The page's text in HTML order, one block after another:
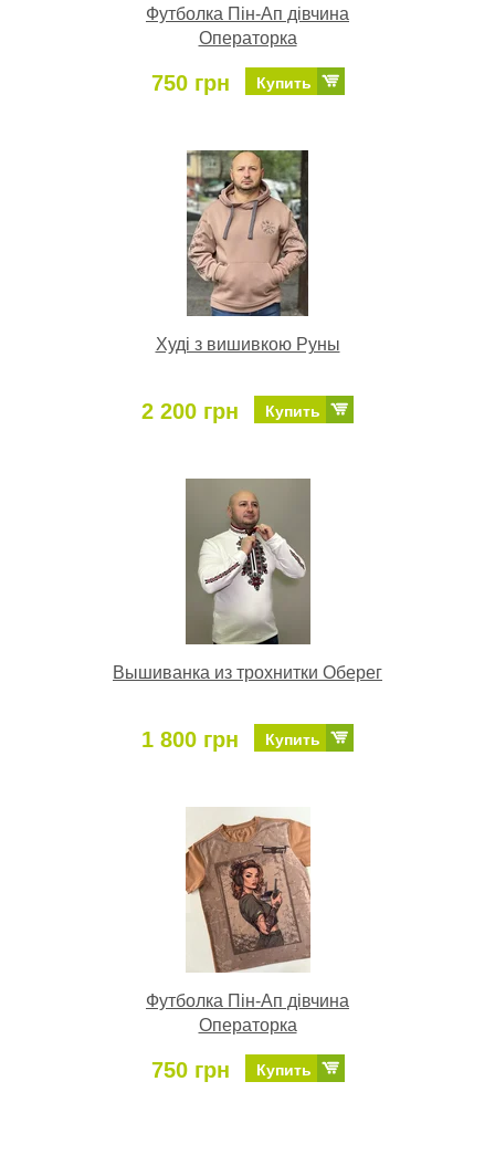
Футболка Пін-Ап дівчина
Операторка
750 грн Купить
Худі з вишивкою Руны
2 200 грн Купить
Вышиванка из трохнитки Оберег
1 800 грн Купить
Футболка Пін-Ап дівчина
Операторка
750 грн Купить